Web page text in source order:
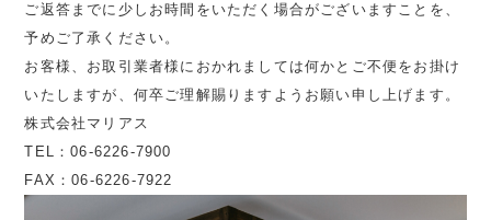
ご返答までに少しお時間をいただく場合がございますことを、
予めご了承ください。
お客様、お取引業者様におかれましては何かとご不便をお掛け
いたしますが、何卒ご理解賜りますようお願い申し上げます。
株式会社マリアス
TEL：06-6226-7900
FAX：06-6226-7922